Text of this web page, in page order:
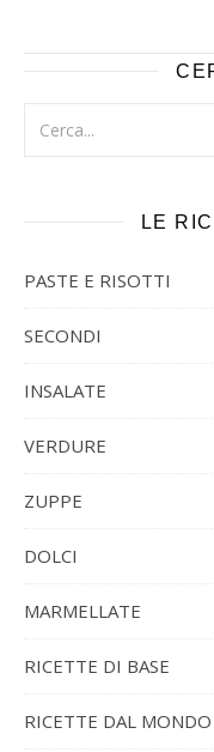
LE
PASTE E RISOTTI
SECONDI
INSALATE
VERDURE
ZUPPE
DOLCI
MARMELLATE
RICETTE DI BASE
RICETTE DAL MONDO